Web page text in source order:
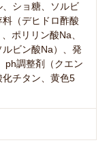
ショ糖、ソルビ
料（デヒドロ酢酸
ポリリン酸Na、
ビン酸Na）、発
ph調整剤（クエン
チタン、黄色5